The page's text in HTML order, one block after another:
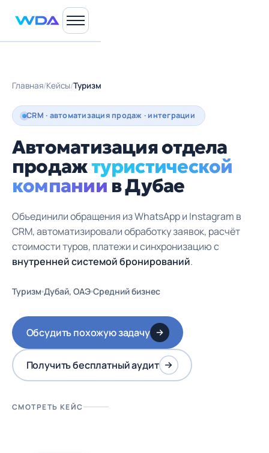
Главная/Кейсы/Туризм
CRM · автоматизация продаж · интеграции
Автоматизация отдела
продажтуристической
компании в Дубае
Объединили обращения из WhatsApp и Instagram в
CRM, автоматизировали обработку заявок, расчёт
стоимости туров, платежи и синхронизацию с
внутренней системой бронирований.
Туризм Дубай, ОАЭ Средний бизнес
Обсудить похожую задачу
Получить бесплатный аудит
СМОТРЕТЬ КЕЙС